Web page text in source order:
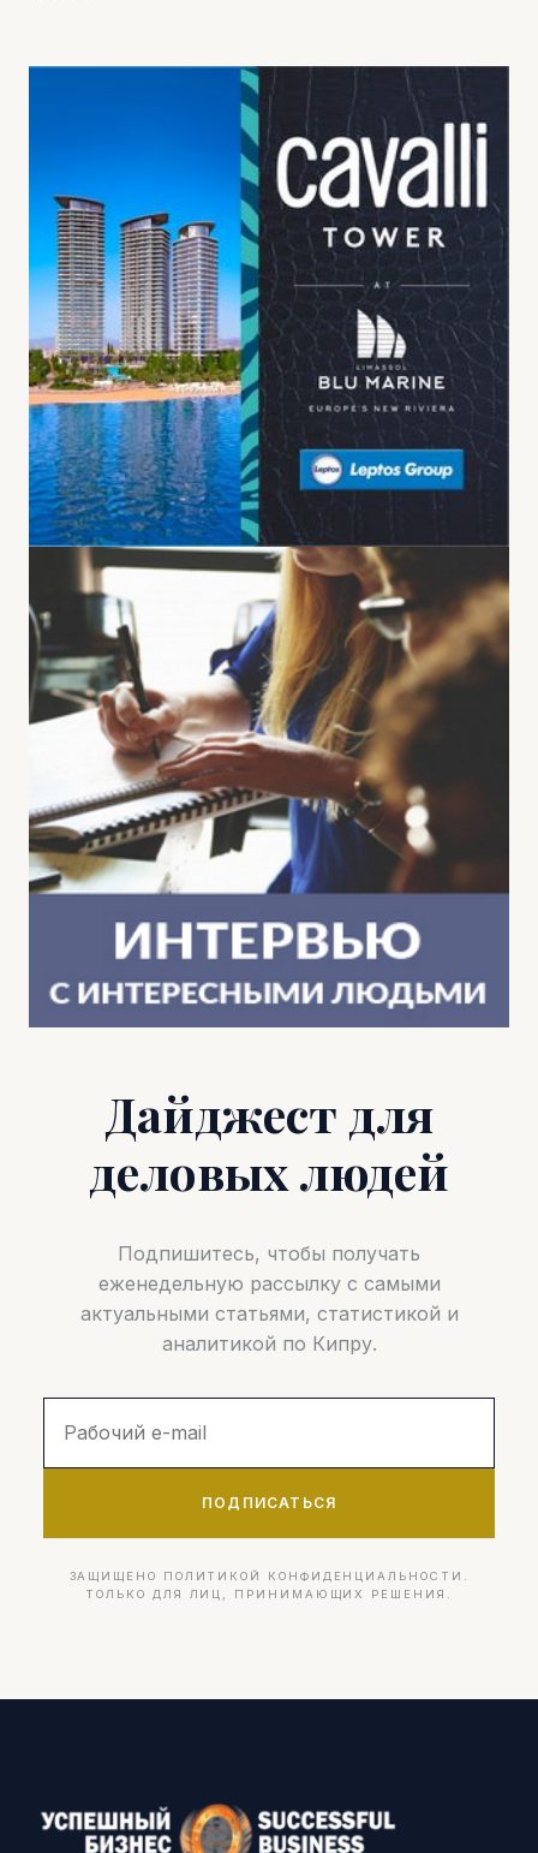
Дайджест для
деловых людей
Подпишитесь, чтобы получать
еженедельную рассылку с самыми
актуальными статьями, статистикой и
аналитикой по Кипру.
ПОДПИСАТЬСЯ
ЗАЩИЩЕНО ПОЛИТИКОЙ КОНФИДЕНЦИАЛЬНОСТИ.
ТОЛЬКО ДЛЯ ЛИЦ, ПРИНИМАЮЩИХ РЕШЕНИЯ.